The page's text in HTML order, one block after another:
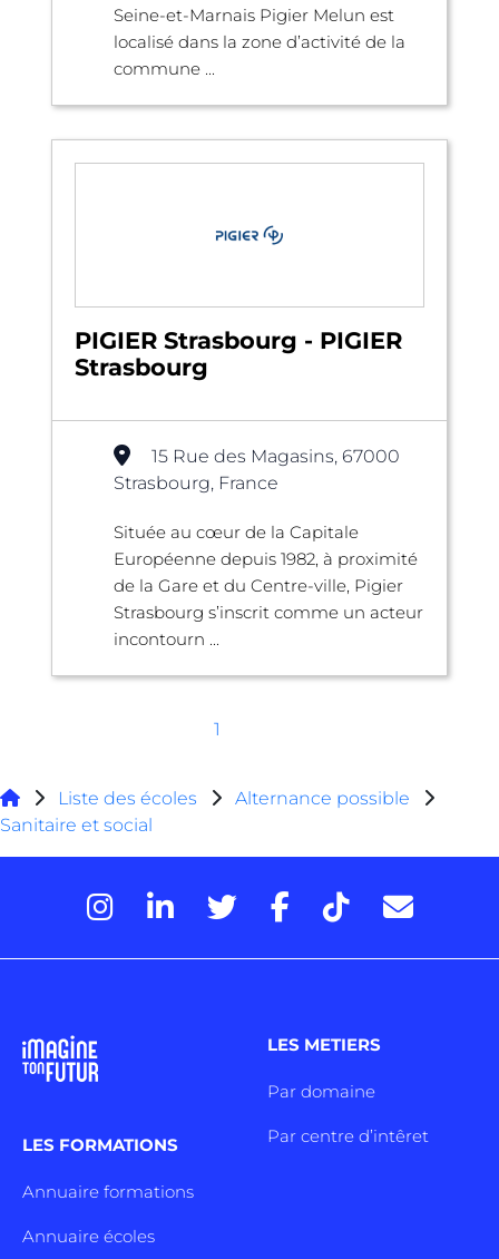
Seine-et-Marnais Pigier Melun est
localisé dans la zone d’activité de la
commune ...
PIGIER Strasbourg - PIGIER
Strasbourg
15 Rue des Magasins, 67000
Strasbourg, France
Située au cœur de la Capitale
Européenne depuis 1982, à proximité
de la Gare et du Centre-ville, Pigier
Strasbourg s’inscrit comme un acteur
incontourn ...
1
Liste des écoles
Alternance possible
Sanitaire et social
LES FORMATIONS
Annuaire formations
Annuaire écoles
LES METIERS
Par domaine
Par centre d’intêret